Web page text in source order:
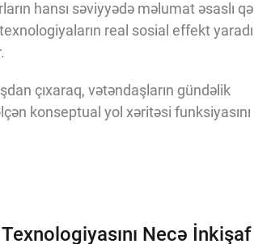
hansı səviyyədə məlumat əsaslı
real sosial effekt
çıxaraq, vətəndaşların gündəlik
konseptual yol xəritəsi funksiyasını
Necə İnkişaf